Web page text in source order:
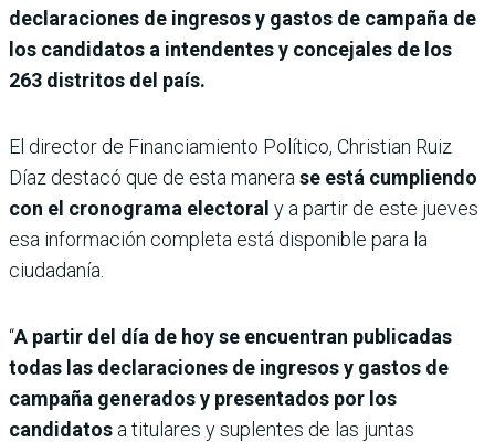
declaraciones de ingresos y gastos de campaña de
los candidatos a intendentes y concejales de los
263 distritos del país.
El director de Financiamiento Político, Christian Ruiz
Díaz destacó que de esta manera se está cumpliendo
con el cronograma electoral y a partir de este jueves
esa información completa está disponible para la
ciudadanía.
“A partir del día de hoy se encuentran publicadas
todas las declaraciones de ingresos y gastos de
campaña generados y presentados por los
candidatos a titulares y suplentes de las juntas